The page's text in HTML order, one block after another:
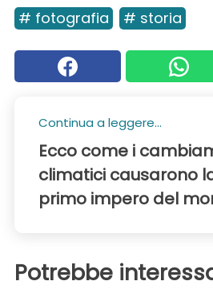
# fotografia # storia
Continua a leggere...
Ecco come i
climatici causarono
primo impero del
Potrebbe